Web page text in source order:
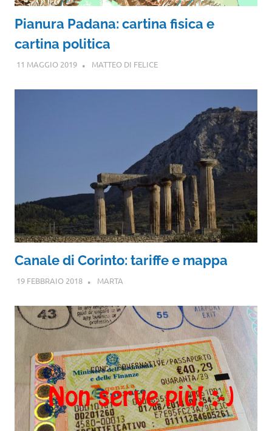
Pianura Padana: cartina fisica e
cartina politica
11 MAGGIO 2019 MATTEO DI FELICE
Canale di Corinto: tariffe e mappa
19 FEBBRAIO 2018 MARTA